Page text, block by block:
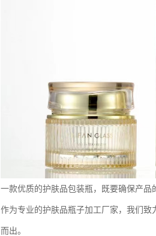
一款优质的护肤品包装瓶，既要确保产品
作为专业的护肤品瓶子加工厂家，我们
而出。